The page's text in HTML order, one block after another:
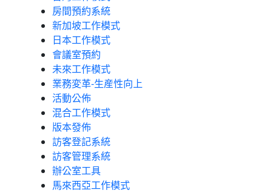
房間預約系統
新加坡工作模式
日本工作模式
會議室預約
未來工作模式
業務変革-生産性向上
活動公佈
混合工作模式
版本發佈
訪客登記系統
訪客管理系統
辦公室工具
馬來西亞工作模式